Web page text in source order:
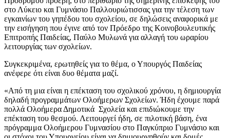
στο Λύκειο και Γυμνάσιο Παλλουριώτισσας για την τέλεση των
εγκαινίων του γηπέδου του σχολείου, σε δηλώσεις αναφορικά με
την εισήγηση που έγινε από τον Πρόεδρο της Κοινοβουλευτικής
Επιτροπής Παιδείας, Παύλο Μυλωνά για αλλαγή του ωραρίου
λειτουργίας των σχολείων.
Συγκεκριμένα, ερωτηθείς για το θέμα, ο Υπουργός Παιδείας
ανέφερε ότι είναι δυο θέματα μαζί.
«Από τη μια είναι η επέκταση του σχολικού χρόνου, η δημιουργία
δηλαδή προγραμμάτων Ολοήμερων Σχολείων. Ήδη έχουμε παρά
πολλά Ολοήμερα Δημοτικά Σχολεία και επιδιώκουμε την
επέκταση του θεσμού. Λειτουργεί ήδη, σε πιλοτική βάση, ένα
πρόγραμμα Ολοήμερου Γυμνασίου στο Παγκύπριο Γυμνάσιο και